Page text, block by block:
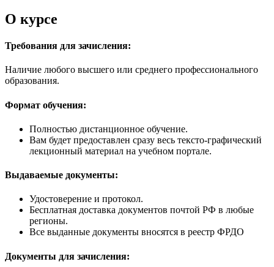
О курсе
Требования для зачисления:
Наличие любого высшего или среднего профессионального
образования.
Формат обучения:
Полностью дистанционное обучение.
Вам будет предоставлен сразу весь тексто-графический
лекционный материал на учебном портале.
Выдаваемые документы:
Удостоверение и протокол.
Бесплатная доставка документов почтой РФ в любые
регионы.
Все выданные документы вносятся в реестр ФРДО
Документы для зачисления: